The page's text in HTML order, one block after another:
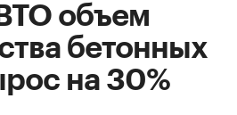
объем
бетонных
на 30%